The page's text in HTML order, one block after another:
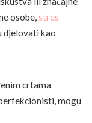
osobe, stres
djelovati kao
crtama
mogu